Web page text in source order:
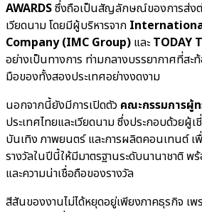
AWARDSซึ่งถือเป็นสัญลักษณ์ของการส่งต่
เวียดนาม โดยมีผู้บริหารจาก
Company (IMC Group) และTODAY
อย่างเป็นทางการ ท่ามกลางบรรยากาศที่สะ
มือของทั้งสองประเทศอย่างงดงาม
นอกจากนี้ยังมีการเปิดตัว คณะกรรมการ
ประเทศไทยและเวียดนาม ซึ่งประกอบด้วยผู้
บันเทิง ภาพยนตร์ และการผลิตคอนเทนต์ เ
รางวัลในปีนี้ให้มีมาตรฐานระดับนานาชาติ
และความน่าเชื่อถือของรางวัล
สีสันของงานไม่ได้หยุดอยู่เพียงภาคธุรกิจ เพ